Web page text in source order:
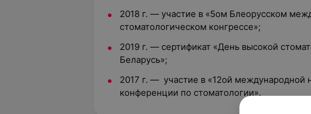
2018 г. — участие в «5ом Блеорусском
стоматологическом конгрессе»;
2019 г. — сертификат «День высокой
Беларусь»;
2017 г. — участие в «12ой международной
конференции по стоматологии».